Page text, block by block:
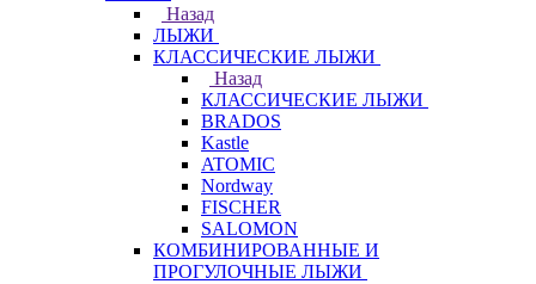
Назад
ЛЫЖИ
КЛАССИЧЕСКИЕ ЛЫЖИ
Назад
КЛАССИЧЕСКИЕ ЛЫЖИ
BRADOS
Kastle
ATOMIC
Nordway
FISCHER
SALOMON
КОМБИНИРОВАННЫЕ И
ПРОГУЛОЧНЫЕ ЛЫЖИ